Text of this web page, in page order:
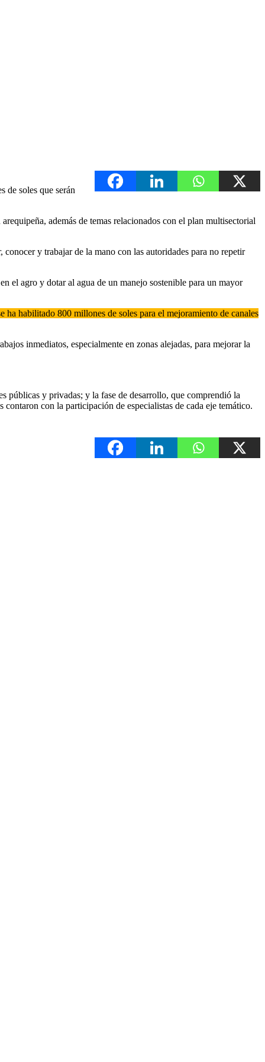
de soles que serán
además de temas relacionados con el plan multisectorial
y trabajar de la mano con las autoridades para no repetir
el agro y dotar al agua de un manejo sostenible para un mayor
ha habilitado 800 millones de soles para el mejoramiento de canales
inmediatos, especialmente en zonas alejadas, para mejorar la
públicas y privadas; y la fase de desarrollo, que comprendió la
con la participación de especialistas de cada eje temático.